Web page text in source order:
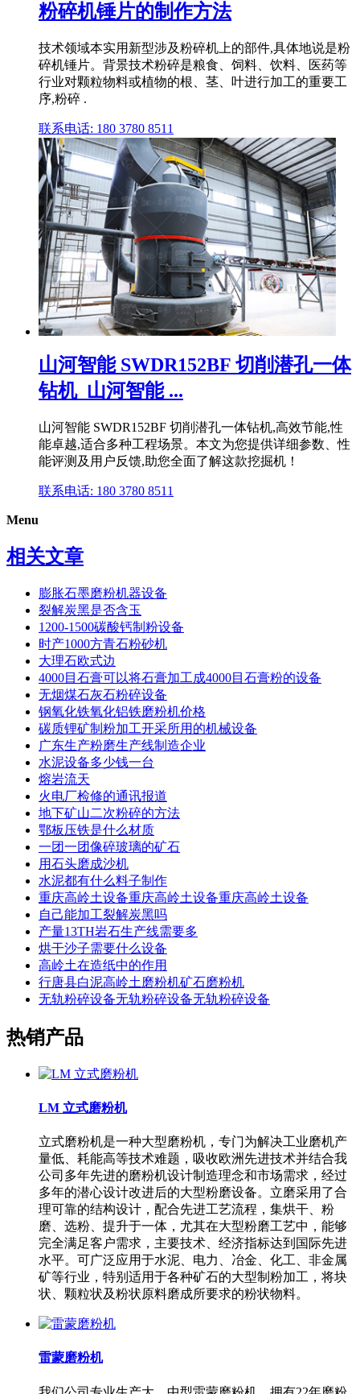
粉碎机锤片的制作方法
技术领域本实用新型涉及粉碎机上的部件,具体地说是粉
碎机锤片。背景技术粉碎是粮食、饲料、饮料、医药等
行业对颗粒物料或植物的根、茎、叶进行加工的重要工
序,粉碎 .
联系电话: 180 3780 8511
山河智能 SWDR152BF 切削潜孔⼀体
钻机_山河智能 ...
山河智能 SWDR152BF 切削潜孔⼀体钻机,高效节能,性
能卓越,适合多种工程场景。本文为您提供详细参数、性
能评测及用户反馈,助您全面了解这款挖掘机！
联系电话: 180 3780 8511
Menu
相关文章
膨胀石墨磨粉机器设备
裂解炭黑是否含玉
1200-1500碳酸钙制粉设备
时产1000方青石粉砂机
大理石欧式边
4000目石膏可以将石膏加工成4000目石膏粉的设备
无烟煤石灰石粉碎设备
钢氧化铁氧化铝铁磨粉机价格
碳质锂矿制粉加工开采所用的机械设备
广东生产粉磨生产线制造企业
水泥设备多少钱一台
熔岩流天
火电厂检修的通讯报道
地下矿山二次粉碎的方法
鄂板压铁是什么材质
一团一团像碎玻璃的矿石
用石头磨成沙机
水泥都有什么料子制作
重庆高岭土设备重庆高岭土设备重庆高岭土设备
自己能加工裂解炭黑吗
产量13TH岩石生产线需要多
烘干沙子需要什么设备
高岭土在造纸中的作用
行唐县白泥高岭土磨粉机矿石磨粉机
无轨粉碎设备无轨粉碎设备无轨粉碎设备
热销产品
LM 立式磨粉机
立式磨粉机是一种大型磨粉机，专门为解决工业磨机产
量低、耗能高等技术难题，吸收欧洲先进技术并结合我
公司多年先进的磨粉机设计制造理念和市场需求，经过
多年的潜心设计改进后的大型粉磨设备。立磨采用了合
理可靠的结构设计，配合先进工艺流程，集烘干、粉
磨、选粉、提升于一体，尤其在大型粉磨工艺中，能够
完全满足客户需求，主要技术、经济指标达到国际先进
水平。可广泛应用于水泥、电力、冶金、化工、非金属
矿等行业，特别适用于各种矿石的大型制粉加工，将块
状、颗粒状及粉状原料磨成所要求的粉状物料。
雷蒙磨粉机